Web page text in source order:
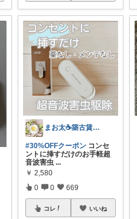
まお太☕築古賃貸住まい元紅茶専門店のひと
#30%OFFクーポン コンセ
ントに挿すだけのお手軽超
音波害虫 ...
￥ 2,580
0 0 669
コレ いいね